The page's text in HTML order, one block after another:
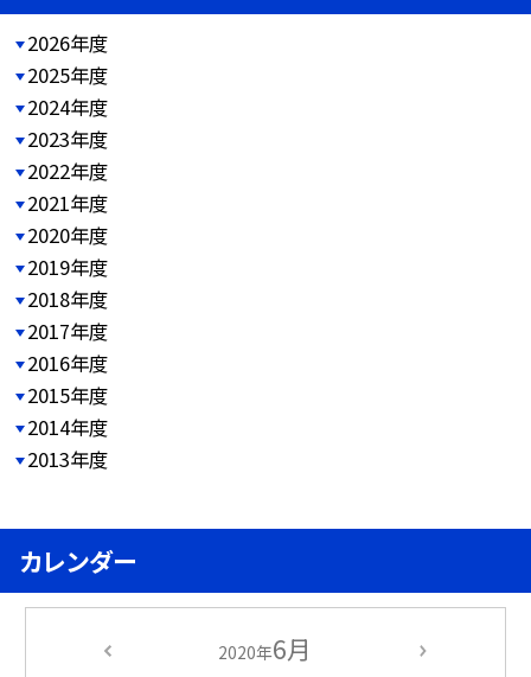
2026年度
2025年度
2024年度
2023年度
2022年度
2021年度
2020年度
2019年度
2018年度
2017年度
2016年度
2015年度
2014年度
2013年度
カレンダー
2020年6月